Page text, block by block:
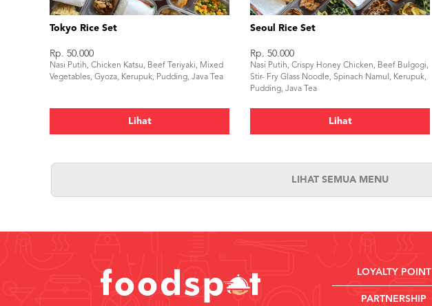
Tokyo Rice Set
Rp. 50.000
Nasi Putih, Chicken Katsu, Beef Teriyaki, Mixed
Vegetables, Gyoza, Kerupuk, Pudding, Java Tea
Lihat
Seoul Rice Set
Rp. 50.000
Nasi Putih, Crispy Honey Chicken, Beef Bulgogi,
Stir- Fry Glass Noodle, Spinach Namul, Kerupuk,
Pudding, Java Tea
Lihat
LIHAT SEMUA MENU
LOYALTY POINT
PARTNERSHIP